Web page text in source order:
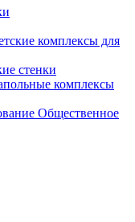
комплексы для
стенки
комплексы
Общественное